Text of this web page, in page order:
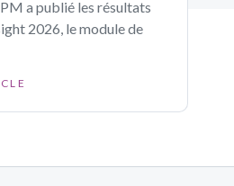
a publié les résultats
2026, le module de